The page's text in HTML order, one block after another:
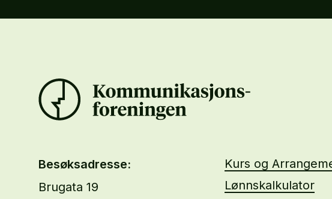
Besøksadresse:
Brugata 19
Kurs og
Lønnskalkulator